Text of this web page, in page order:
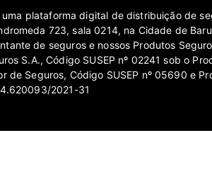
plataforma digital de distribuição de
723, sala 0214, na Cidade de
de seguros e nossos Produtos
S.A., Código SUSEP nº 02241 sob o
Seguros, Código SUSEP nº 05690 e
2021-31